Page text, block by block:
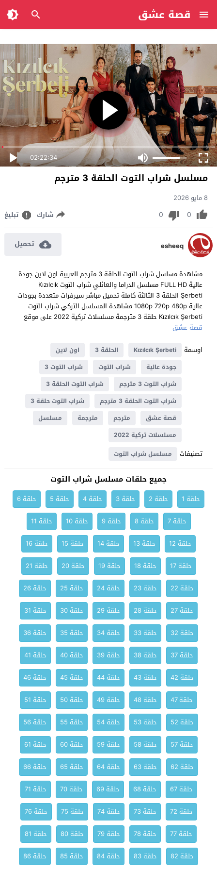
قصة عشق
02:22:34
مسلسل شراب التوت الحلقة 3 مترجم
8 مايو 2026
0
0 شارك تبليغ
esheeq تحميل
مشاهدة مسلسل شراب التوت الحلقة 3 مترجم للعربية اون لاين جودة
عالية FULL HD مسلسل الدراما والعائلي شراب التوت Kızılcık
Şerbeti الحلقة 3 الثالثة كاملة تحميل مباشر سيرفرات متعددة بجودات
عالية 1080p 720p 480p مشاهدة المسلسل التركي شراب التوت
Kızılcık Şerbeti حلقة 3 مترجمة مسلسلات تركية 2022 على موقع
قصة عشق
اوسمة
Kızılcık Şerbeti الحلقة 3
اون لاين
جودة عالية
شراب التوت
شراب التوت 3
شراب التوت 3 مترجم
شراب التوت الحلقة 3
شراب التوت الحلقة 3 مترجم
شراب التوت حلقة 3
قصة عشق
مترجم مترجمة
مسلسل
مسلسلات تركية 2022
تصنيفات مسلسل شراب التوت
جميع حلقات مسلسل شراب التوت
حلقة 1 حلقة 2 حلقة 3 حلقة 4 حلقة 5
حلقة 6
حلقة 7
حلقة 8 حلقة 9 حلقة 10
حلقة 11
حلقة 12
حلقة 13 حلقة 14 حلقة 15
حلقة 16
حلقة 17
حلقة 18 حلقة 19 حلقة 20
حلقة 21
حلقة 22
حلقة 23 حلقة 24 حلقة 25
حلقة 26
حلقة 27
حلقة 28 حلقة 29 حلقة 30
حلقة 31
حلقة 32
حلقة 33 حلقة 34 حلقة 35
حلقة 36
حلقة 37
حلقة 38 حلقة 39 حلقة 40
حلقة 41
حلقة 42
حلقة 43 حلقة 44 حلقة 45
حلقة 46
حلقة 47
حلقة 48 حلقة 49 حلقة 50
حلقة 51
حلقة 52
حلقة 53 حلقة 54 حلقة 55
حلقة 56
حلقة 57
حلقة 58 حلقة 59 حلقة 60
حلقة 61
حلقة 62
حلقة 63 حلقة 64 حلقة 65
حلقة 66
حلقة 67
حلقة 68 حلقة 69 حلقة 70
حلقة 71
حلقة 72
حلقة 73 حلقة 74 حلقة 75
حلقة 76
حلقة 77
حلقة 78 حلقة 79 حلقة 80
حلقة 81
حلقة 82
حلقة 83 حلقة 84 حلقة 85 حلقة 86